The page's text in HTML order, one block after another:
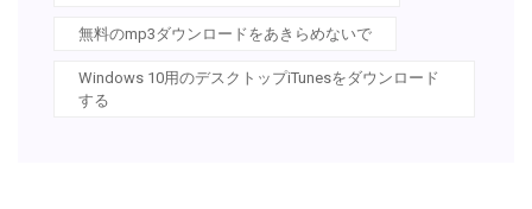
無料のmp3ダウンロードをあきらめないで
Windows 10用のデスクトップiTunesをダウンロード
する